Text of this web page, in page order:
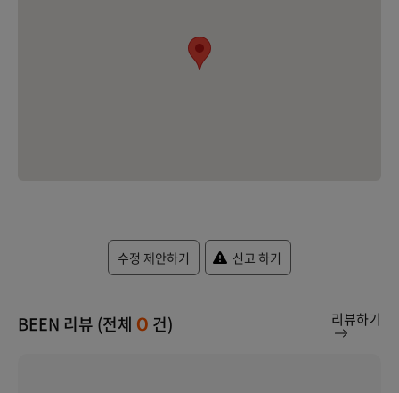
수정 제안하기 신고 하기
BEEN 리뷰 (전체 0 건) 리뷰하기